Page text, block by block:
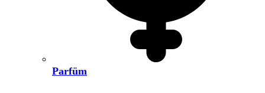
Parfüm